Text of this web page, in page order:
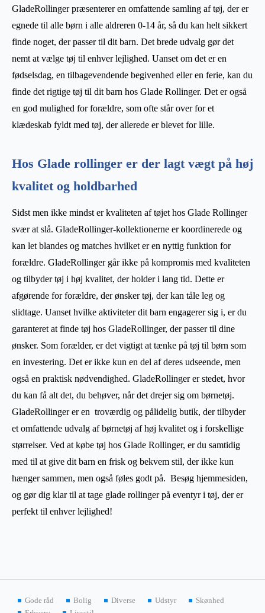
GladeRollinger præsenterer en omfattende samling af tøj, der er
egnede til alle børn i alle aldreren 0-14 år, så du kan helt sikkert
finde noget, der passer til dit barn. Det brede udvalg gør det
nemt at vælge tøj til enhver lejlighed. Uanset om det er en
fødselsdag, en tilbagevendende begivenhed eller en ferie, kan du
finde det rigtige tøj til dit barn hos Glade Rollinger. Det er også
en god mulighed for forældre, som ofte står over for et
klædeskab fyldt med tøj, der allerede er blevet for lille.
Hos Glade rollinger er der lagt vægt på høj
kvalitet og holdbarhed
Sidst men ikke mindst er kvaliteten af tøjet hos Glade Rollinger
svær at slå. GladeRollinger-kollektionerne er koordinerede og
kan let blandes og matches hvilket er en nyttig funktion for
forældre. GladeRollinger går ikke på kompromis med kvaliteten
og tilbyder tøj i høj kvalitet, der holder i lang tid. Dette er
afgørende for forældre, der ønsker tøj, der kan tåle leg og
slidtage. Uanset hvilke aktiviteter dit barn engagerer sig i, er du
garanteret at finde tøj hos GladeRollinger, der passer til dine
ønsker. Som forælder, er det vigtigt at tænke på tøj til børn som
en investering. Det er ikke kun en del af deres udseende, men
også en praktisk nødvendighed. GladeRollinger er stedet, hvor
du kan få alt det, du behøver, når det drejer sig om børnetøj.
GladeRollinger er en troværdig og pålidelig butik, der tilbyder
et omfattende udvalg af børnetøj af høj kvalitet og i forskellige
størrelser. Ved at købe tøj hos Glade Rollinger, er du samtidig
med til at give dit barn en frisk og bekvem stil, der ikke kun
hænger sammen, men også føles godt på. Besøg hjemmesiden,
og gør dig klar til at tage glade rollinger på eventyr i tøj, der er
perfekt til enhver lejlighed!
Gode råd Bolig Diverse Udstyr
Skønhed